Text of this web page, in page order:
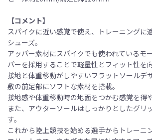
【コメント】
スパイクに近い感覚で使え、トレーニングに
シューズ。
アッパー素材にスパイクでも使われているモ
パーを採用することで軽量性とフィット性を向
接地と体重移動がしやすいフラットソールデ
敷の前足部にソフトな素材を搭載。
接地感や体重移動時の地面をつかむ感覚を得
また、アウターソールはしっかりとしたグリ
す。
これから陸上競技を始める選手からトレーニ